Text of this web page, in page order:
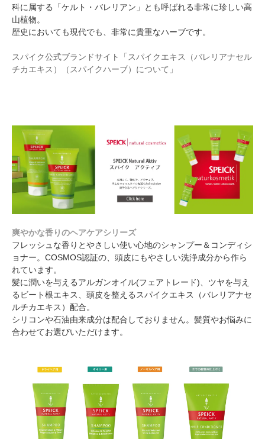
科に属する「ケルト・バレリアン」とも呼ばれる非常に珍しい高
山植物。
歴史においても現代でも、非常に貴重なハーブです。
スパイク公式ブランドサイト「スパイクエキス（バレリアナセル
チカエキス）（スパイクハーブ）について」
爽やかな香りのヘアケアシリーズ
フレッシュな香りとやさしい使い心地のシャンプー＆コンディシ
ョナー。COSMOS認証の、頭皮にもやさしい洗浄成分から作ら
れています。
髪に潤いを与えるアルガンオイル(フェアトレード)、ツヤを与え
るビート根エキス、頭皮を整えるスパイクエキス（バレリアナセ
ルチカエキス）配合。
シリコンや石油由来成分は配合しておりません。髪質やお悩みに
合わせてお選びいただけます。